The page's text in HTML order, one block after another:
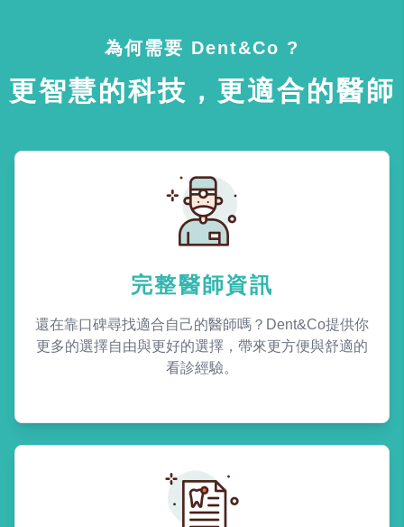
為何需要 Dent&Co ?
更智慧的科技，更適合的醫師
完整醫師資訊
還在靠口碑尋找適合自己的醫師嗎？Dent&Co提供你
更多的選擇自由與更好的選擇，帶來更方便與舒適的
看診經驗。